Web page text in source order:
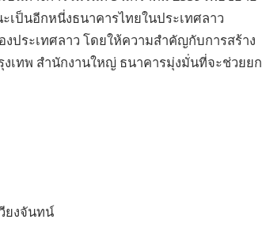
เป็นอีกหนี่งธนาคารไทยในประเทศลาว
ระเทศลาว โดยให้ความสำคัญกับการสร้าง
เทพ สำนักงานใหญ่ ธนาคารมุ่งมั่นที่จะช่วยยก
ยงจันทน์